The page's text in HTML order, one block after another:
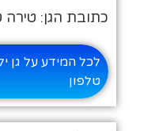
כתובת הגן: טירה
לכל המידע על גן
טלפון